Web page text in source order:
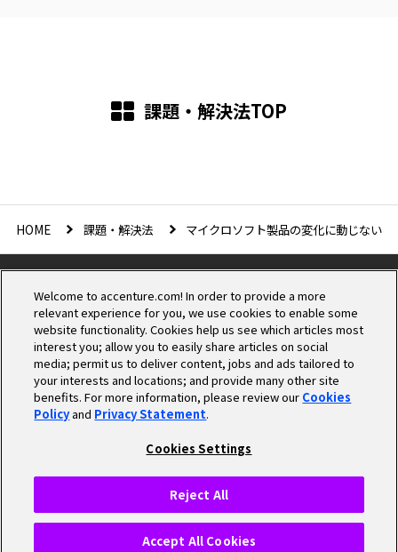
課題・解決法TOP
HOME 課題・解決法 マイクロソフト製品の変化に動じない
Cookieの設定
プライバシーポリシー
© 2025 Accenture. All Rights Reserved.
Welcome to accenture.com! In order to provide a more
relevant experience for you, we use cookies to enable some
website functionality. Cookies help us see which articles most
interest you; allow you to easily share articles on social
media; permit us to deliver content, jobs and ads tailored to
your interests and locations; and provide many other site
benefits. For more information, please review our Cookies
Policyand Privacy Statement.
Cookies Settings
Reject All
Accept All Cookies